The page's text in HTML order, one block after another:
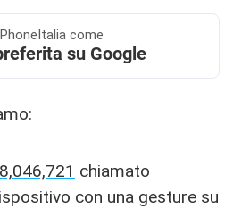
come
su Google
chiamato
con una gesture su